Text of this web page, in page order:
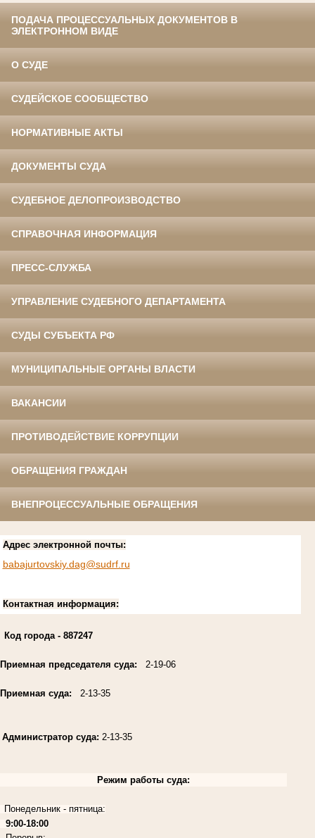
ПОДАЧА ПРОЦЕССУАЛЬНЫХ ДОКУМЕНТОВ В
ЭЛЕКТРОННОМ ВИДЕ
О СУДЕ
СУДЕЙСКОЕ СООБЩЕСТВО
НОРМАТИВНЫЕ АКТЫ
ДОКУМЕНТЫ СУДА
СУДЕБНОЕ ДЕЛОПРОИЗВОДСТВО
СПРАВОЧНАЯ ИНФОРМАЦИЯ
ПРЕСС-СЛУЖБА
УПРАВЛЕНИЕ СУДЕБНОГО ДЕПАРТАМЕНТА
СУДЫ СУБЪЕКТА РФ
МУНИЦИПАЛЬНЫЕ ОРГАНЫ ВЛАСТИ
ВАКАНСИИ
ПРОТИВОДЕЙСТВИЕ КОРРУПЦИИ
ОБРАЩЕНИЯ ГРАЖДАН
ВНЕПРОЦЕССУАЛЬНЫЕ ОБРАЩЕНИЯ
Адрес электронной почты:
babajurtovskiy.dag@sudrf.ru
Контактная информация:
Код города - 887247
Приемная председателя суда: 2-19-06
Приемная суда: 2-13-35
Администратор суда: 2-13-35
Режим работы суда:
Понедельник - пятница:
9:00-18:00